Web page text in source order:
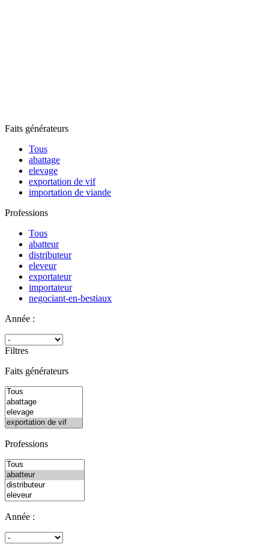
Faits générateurs
Tous
abattage
elevage
exportation de vif
importation de viande
Professions
Tous
abatteur
distributeur
eleveur
exportateur
importateur
negociant-en-bestiaux
Année :
Filtres
Faits générateurs
Professions
Année :